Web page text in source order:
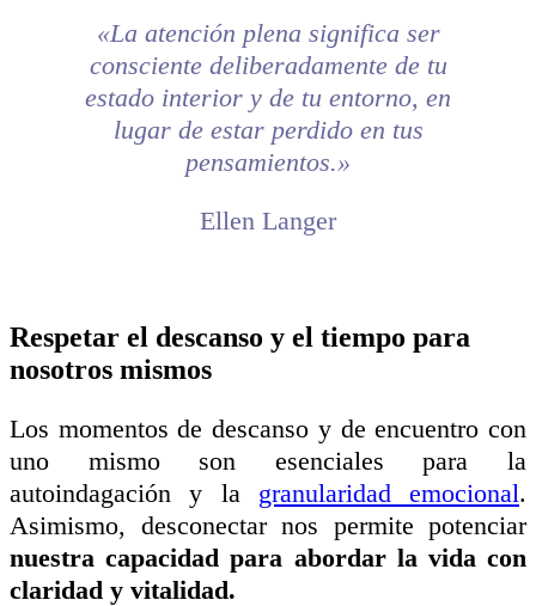
«La atención plena significa ser
consciente deliberadamente de tu
estado interior y de tu entorno, en
lugar de estar perdido en tus
pensamientos.»
Ellen Langer
Respetar el descanso y el tiempo para
nosotros mismos
Los momentos de descanso y de encuentro con
uno mismo son esenciales para la
autoindagación y la granularidad emocional.
Asimismo, desconectar nos permite potenciar
nuestra capacidad para abordar la vida con
claridad y vitalidad.